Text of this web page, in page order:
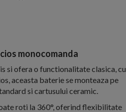
monocomanda
si ofera o functionalitate clasica, cu
aceasta baterie se monteaza pe
si cartusului ceramic.
roti la 360°, oferind flexibilitate